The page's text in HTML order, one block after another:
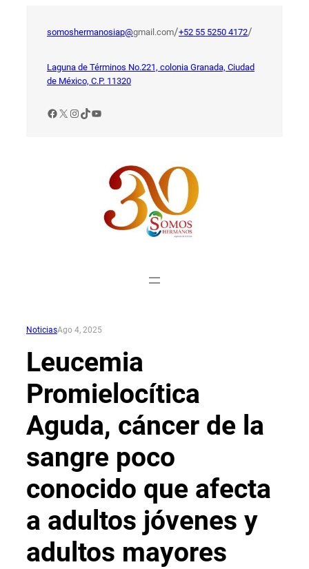
somoshermanosiap@gmail.com/+52 55 5250 4172/
Laguna de Términos No.221, colonia Granada, Ciudad
de México, C.P. 11320
Facebook
X Instagram
TikTok
YouTube
NoticiasAgo 4, 2025
Leucemia
Promielocítica
Aguda, cáncer de la
sangre poco
conocido que afecta
a adultos jóvenes y
adultos mayores